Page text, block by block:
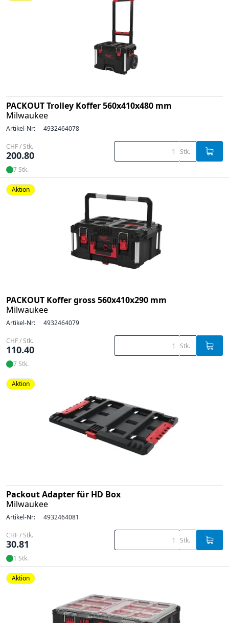
PACKOUT Trolley Koffer 560x410x480 mm
Milwaukee
Artikel-Nr: 4932464078
CHF / Stk.
200.80 Stk.
7 Stk.
Aktion
PACKOUT Koffer gross 560x410x290 mm
Milwaukee
Artikel-Nr: 4932464079
CHF / Stk.
110.40 Stk.
7 Stk.
Aktion
Packout Adapter für HD Box
Milwaukee
Artikel-Nr: 4932464081
CHF / Stk.
30.81 Stk.
1 Stk.
Aktion